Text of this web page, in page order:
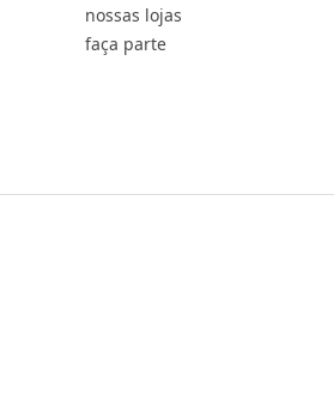
nossas lojas
faça parte